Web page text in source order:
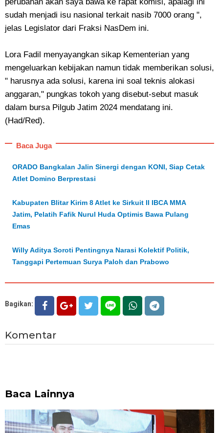
sudah menjadi isu nasional terkait nasib 7000 orang ",
jelas Legislator dari Fraksi NasDem ini.
Lora Fadil menyayangkan sikap Kementerian yang
mengeluarkan kebijakan namun tidak memberikan solusi,
" harusnya ada solusi, karena ini soal teknis alokasi
anggaran," pungkas tokoh yang disebut-sebut masuk
dalam bursa Pilgub Jatim 2024 mendatang ini.
(Had/Red).
Baca Juga
ORADO Bangkalan Jalin Sinergi dengan KONI, Siap Cetak
Atlet Domino Berprestasi
Kabupaten Blitar Kirim 8 Atlet ke Sirkuit II IBCA MMA
Jatim, Pelatih Fafik Nurul Huda Optimis Bawa Pulang
Emas
Willy Aditya Soroti Pentingnya Narasi Kolektif Politik,
Tanggapi Pertemuan Surya Paloh dan Prabowo
Bagikan:
Komentar
Baca Lainnya